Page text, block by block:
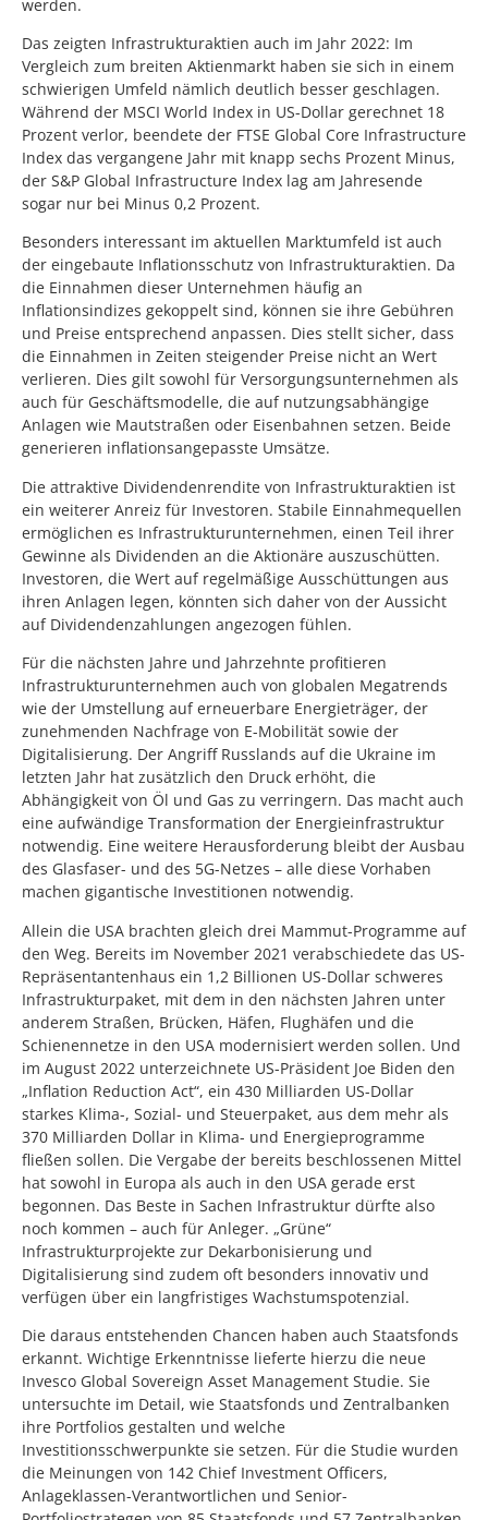
werden.
Das zeigten Infrastrukturaktien auch im Jahr 2022: Im
Vergleich zum breiten Aktienmarkt haben sie sich in einem
schwierigen Umfeld nämlich deutlich besser geschlagen.
Während der MSCI World Index in US-Dollar gerechnet 18
Prozent verlor, beendete der FTSE Global Core Infrastructure
Index das vergangene Jahr mit knapp sechs Prozent Minus,
der S&P Global Infrastructure Index lag am Jahresende
sogar nur bei Minus 0,2 Prozent.
Besonders interessant im aktuellen Marktumfeld ist auch
der eingebaute Inflationsschutz von Infrastrukturaktien. Da
die Einnahmen dieser Unternehmen häufig an
Inflationsindizes gekoppelt sind, können sie ihre Gebühren
und Preise entsprechend anpassen. Dies stellt sicher, dass
die Einnahmen in Zeiten steigender Preise nicht an Wert
verlieren. Dies gilt sowohl für Versorgungsunternehmen als
auch für Geschäftsmodelle, die auf nutzungsabhängige
Anlagen wie Mautstraßen oder Eisenbahnen setzen. Beide
generieren inflationsangepasste Umsätze.
Die attraktive Dividendenrendite von Infrastrukturaktien ist
ein weiterer Anreiz für Investoren. Stabile Einnahmequellen
ermöglichen es Infrastrukturunternehmen, einen Teil ihrer
Gewinne als Dividenden an die Aktionäre auszuschütten.
Investoren, die Wert auf regelmäßige Ausschüttungen aus
ihren Anlagen legen, könnten sich daher von der Aussicht
auf Dividendenzahlungen angezogen fühlen.
Für die nächsten Jahre und Jahrzehnte profitieren
Infrastrukturunternehmen auch von globalen Megatrends
wie der Umstellung auf erneuerbare Energieträger, der
zunehmenden Nachfrage von E-Mobilität sowie der
Digitalisierung. Der Angriff Russlands auf die Ukraine im
letzten Jahr hat zusätzlich den Druck erhöht, die
Abhängigkeit von Öl und Gas zu verringern. Das macht auch
eine aufwändige Transformation der Energieinfrastruktur
notwendig. Eine weitere Herausforderung bleibt der Ausbau
des Glasfaser- und des 5G-Netzes – alle diese Vorhaben
machen gigantische Investitionen notwendig.
Allein die USA brachten gleich drei Mammut-Programme auf
den Weg. Bereits im November 2021 verabschiedete das US-
Repräsentantenhaus ein 1,2 Billionen US-Dollar schweres
Infrastrukturpaket, mit dem in den nächsten Jahren unter
anderem Straßen, Brücken, Häfen, Flughäfen und die
Schienennetze in den USA modernisiert werden sollen. Und
im August 2022 unterzeichnete US-Präsident Joe Biden den
„Inflation Reduction Act“, ein 430 Milliarden US-Dollar
starkes Klima-, Sozial- und Steuerpaket, aus dem mehr als
370 Milliarden Dollar in Klima- und Energieprogramme
fließen sollen. Die Vergabe der bereits beschlossenen Mittel
hat sowohl in Europa als auch in den USA gerade erst
begonnen. Das Beste in Sachen Infrastruktur dürfte also
noch kommen – auch für Anleger. „Grüne“
Infrastrukturprojekte zur Dekarbonisierung und
Digitalisierung sind zudem oft besonders innovativ und
verfügen über ein langfristiges Wachstumspotenzial.
Die daraus entstehenden Chancen haben auch Staatsfonds
erkannt. Wichtige Erkenntnisse lieferte hierzu die neue
Invesco Global Sovereign Asset Management Studie. Sie
untersuchte im Detail, wie Staatsfonds und Zentralbanken
ihre Portfolios gestalten und welche
Investitionsschwerpunkte sie setzen. Für die Studie wurden
die Meinungen von 142 Chief Investment Officers,
Anlageklassen-Verantwortlichen und Senior-